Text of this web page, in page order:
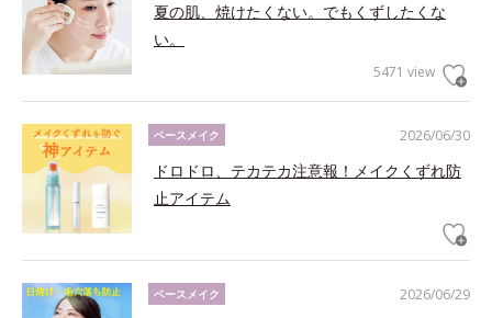
夏の肌、焼けたくない。でもくずしたくな
い。
5471 view
2026/06/30
ベースメイク
ドロドロ、テカテカ注意報！メイクくずれ防
止アイテム
2026/06/29
ベースメイク